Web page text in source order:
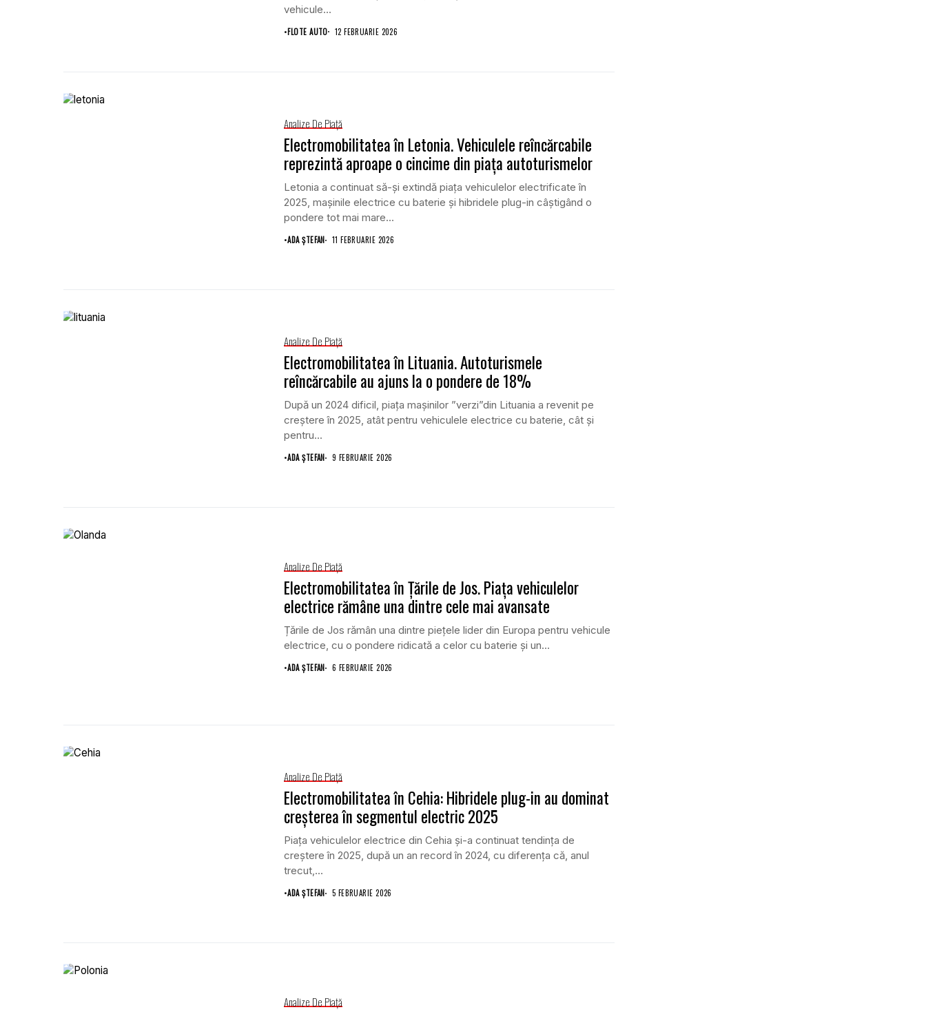
vehicule...
•FLOTE AUTO 12 FEBRUARIE 2026
Analize De Piață
Electromobilitatea în Letonia. Vehiculele reîncărcabile
reprezintă aproape o cincime din piața autoturismelor
Letonia a continuat să-și extindă piața vehiculelor electrificate în
2025, mașinile electrice cu baterie și hibridele plug-in câștigând o
pondere tot mai mare...
•ADA ȘTEFAN 11 FEBRUARIE 2026
Analize De Piață
Electromobilitatea în Lituania. Autoturismele
reîncărcabile au ajuns la o pondere de 18%
După un 2024 dificil, piața mașinilor ”verzi”din Lituania a revenit pe
creștere în 2025, atât pentru vehiculele electrice cu baterie, cât și
pentru...
•ADA ȘTEFAN 9 FEBRUARIE 2026
Analize De Piață
Electromobilitatea în Țările de Jos. Piața vehiculelor
electrice rămâne una dintre cele mai avansate
Țările de Jos rămân una dintre piețele lider din Europa pentru vehicule
electrice, cu o pondere ridicată a celor cu baterie și un...
•ADA ȘTEFAN 6 FEBRUARIE 2026
Analize De Piață
Electromobilitatea în Cehia: Hibridele plug-in au dominat
creșterea în segmentul electric 2025
Piața vehiculelor electrice din Cehia și-a continuat tendința de
creștere în 2025, după un an record în 2024, cu diferența că, anul
trecut,...
•ADA ȘTEFAN 5 FEBRUARIE 2026
Analize De Piață